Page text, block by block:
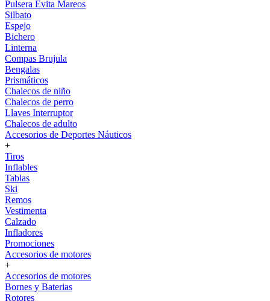
Pulsera Evita Mareos
Silbato
Espejo
Bichero
Linterna
Compas Brujula
Bengalas
Prismáticos
Chalecos de niño
Chalecos de perro
Llaves Interruptor
Chalecos de adulto
Accesorios de Deportes Náuticos
+
Tiros
Inflables
Tablas
Ski
Remos
Vestimenta
Calzado
Infladores
Promociones
Accesorios de motores
+
Accesorios de motores
Bornes y Baterias
Rotores